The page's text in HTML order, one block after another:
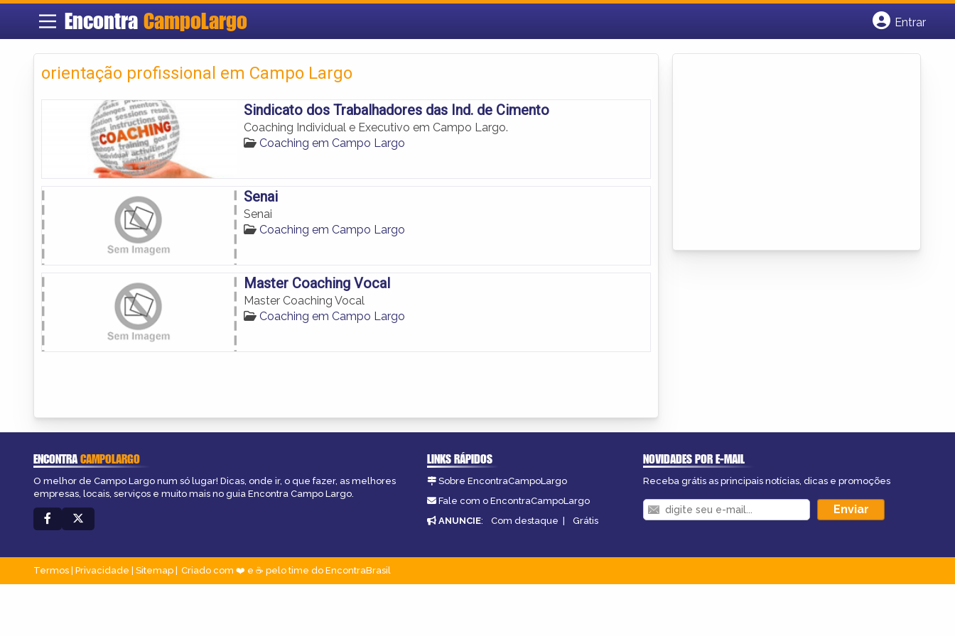
Encontra CampoLargo
Entrar
orientação profissional em Campo Largo
Sindicato dos Trabalhadores das Ind. de Cimento
Coaching Individual e Executivo em Campo Largo.
Coaching em Campo Largo
Senai
Senai
Coaching em Campo Largo
Master Coaching Vocal
Master Coaching Vocal
Coaching em Campo Largo
ENCONTRACAMPOLARGO
O melhor de Campo Largo num só lugar! Dicas, onde ir, o que fazer, as melhores
empresas, locais, serviços e muito mais no guia Encontra Campo Largo.
LINKS RÁPIDOS
Sobre EncontraCampoLargo
Fale com o EncontraCampoLargo
ANUNCIE: Com destaque | Grátis
NOVIDADES POR E-MAIL
Receba grátis as principais notícias, dicas e promoções
Termos Privacidade Sitemap Criado com ❤️ e ☕ pelo time do EncontraBrasil